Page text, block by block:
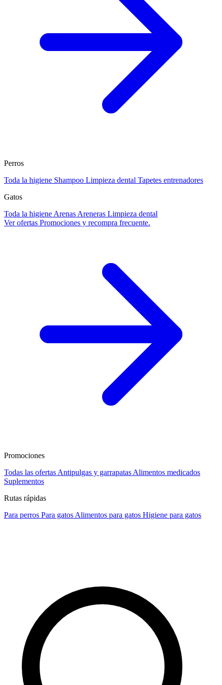
Perros
Toda la higiene Shampoo Limpieza dental Tapetes entrenadores
Gatos
Toda la higiene Arenas Areneras Limpieza dental
Ver ofertas Promociones y recompra frecuente.
Promociones
Todas las ofertas Antipulgas y garrapatas Alimentos medicados
Suplementos
Rutas rápidas
Para perros Para gatos Alimentos para gatos Higiene para gatos